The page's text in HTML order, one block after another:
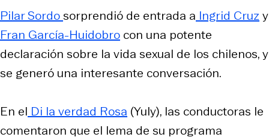
Pilar Sordosorprendió de entrada a Ingrid Cruz y
Fran García-Huidobro con una potente
declaración sobre la vida sexual de los chilenos, y
se generó una interesante conversación.
En el Di la verdad Rosa (Yuly), las conductoras le
comentaron que el lema de su programa